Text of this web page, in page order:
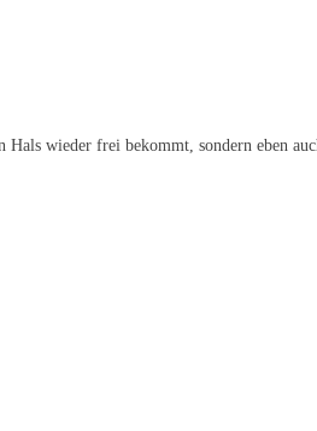
Hals wieder frei bekommt, sondern eben